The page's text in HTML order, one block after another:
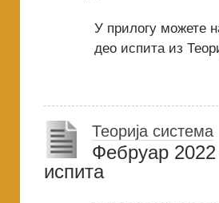
У прилогу можете
део испита из
Теорија система
Фебруар 2022
испита